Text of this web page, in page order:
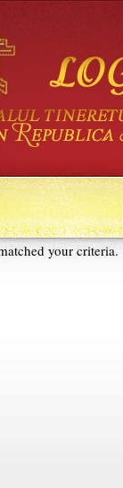
your criteria.